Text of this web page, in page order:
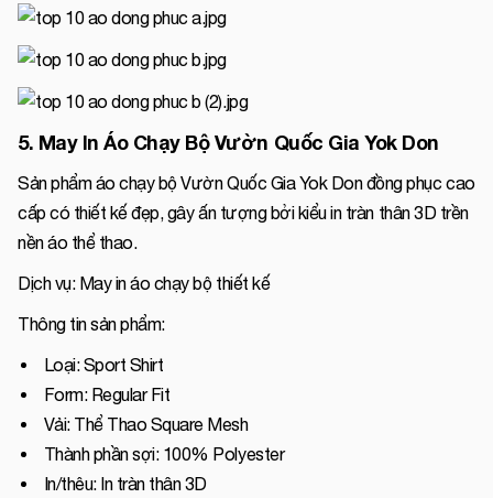
5. May In Áo Chạy Bộ Vườn Quốc Gia Yok Don
Sản phẩm áo chạy bộ Vườn Quốc Gia Yok Don đồng phục cao
cấp có thiết kế đẹp, gây ấn tượng bởi kiểu in tràn thân 3D trền
nền áo thể thao.
Dịch vụ: May in áo chạy bộ thiết kế
Thông tin sản phẩm:
Loại: Sport Shirt
Form: Regular Fit
Vải: Thể Thao Square Mesh
Thành phần sợi: 100% Polyester
In/thêu: In tràn thân 3D